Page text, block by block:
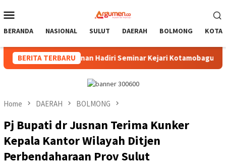
to
Menu
BERANDA NASIONAL SULUT DAERAH BOLMONG
BERITA TERBARU
Pimpinan Hadiri Seminar Kejari Kotamobagu Wali
Home DAERAH BOLMONG
Pj Bupati dr Jusnan Terima Kunker
Kepala Kantor Wilayah Ditjen
Perbendaharaan Prov Sulut